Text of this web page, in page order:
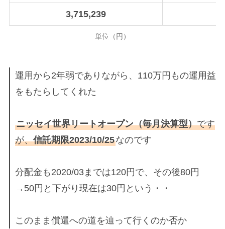
3,715,239
単位（円）
運用から2年弱でありながら、110万円もの運用益
をもたらしてくれた
ニッセイ世界リートオープン（毎月決算型）です
が、信託期限2023/10/25なのです
分配金も2020/03までは120円で、その後80円
→50円と下がり現在は30円という・・
このまま償還への道を辿って行くのか否か